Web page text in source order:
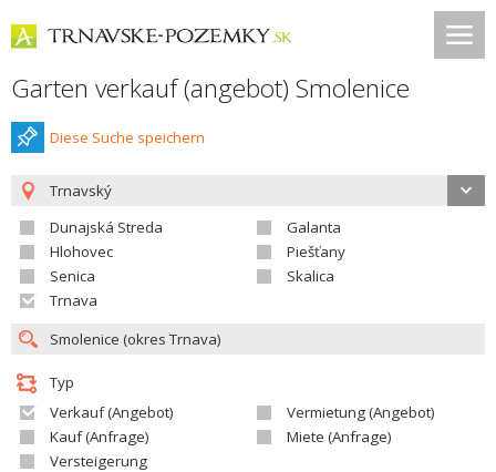
Garten verkauf (angebot) Smolenice
Diese Suche speichern
Trnavský
Dunajská Streda
Galanta
Hlohovec
Piešťany
Senica
Skalica
Trnava
Typ
Verkauf (Angebot)
Vermietung (Angebot)
Kauf (Anfrage)
Miete (Anfrage)
Versteigerung